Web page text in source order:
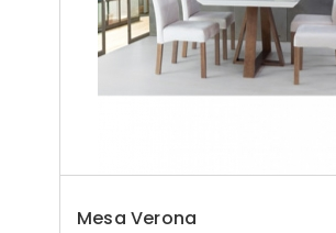
Mesa Verona